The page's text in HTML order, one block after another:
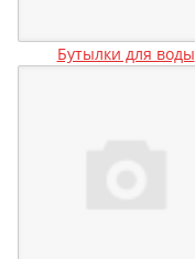
Бутылки для воды